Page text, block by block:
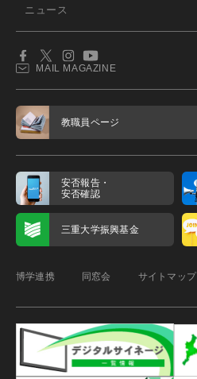
ニュース
MAIL MAGAZINE
教職員ページ
安否報告・
安否確認
三重大学振興基金
博学連携 同窓会 サイトマップ